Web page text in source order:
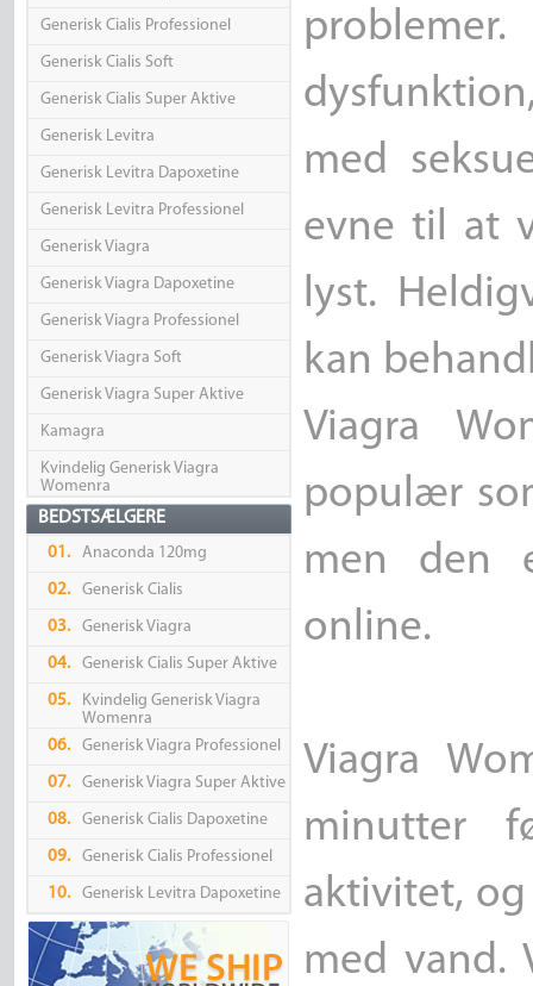
Generisk Cialis Professionel
Generisk Cialis Soft
Generisk Cialis Super Aktive
Generisk Levitra
Generisk Levitra Dapoxetine
Generisk Levitra Professionel
Generisk Viagra
Generisk Viagra Dapoxetine
Generisk Viagra Professionel
Generisk Viagra Soft
Generisk Viagra Super Aktive
Kamagra
Kvindelig Generisk Viagra
Womenra
BEDSTSÆLGERE
01. Anaconda 120mg
02. Generisk Cialis
03. Generisk Viagra
04. Generisk Cialis Super Aktive
05.
Kvindelig Generisk Viagra
Womenra
06.
Generisk Viagra Professionel
07. Generisk Viagra Super Aktive
08. Generisk Cialis Dapoxetine
09. Generisk Cialis Professionel
10. Generisk Levitra Dapoxetine
med
evne til at
lyst.
kan
Viagra
populær
men den
online.
Viagra
minutter
aktivitet,
med vand.